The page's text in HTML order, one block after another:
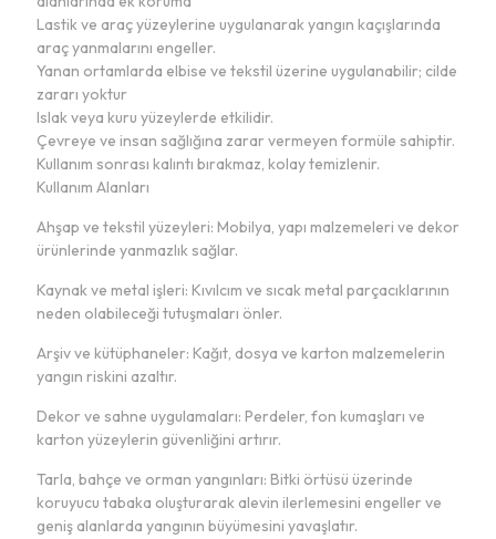
Lastik ve araç yüzeylerine uygulanarak yangın kaçışlarında
araç yanmalarını engeller.
Yanan ortamlarda elbise ve tekstil üzerine uygulanabilir; cilde
zararı yoktur
Islak veya kuru yüzeylerde etkilidir.
Çevreye ve insan sağlığına zarar vermeyen formüle sahiptir.
Kullanım sonrası kalıntı bırakmaz, kolay temizlenir.
Kullanım Alanları
Ahşap ve tekstil yüzeyleri: Mobilya, yapı malzemeleri ve dekor
ürünlerinde yanmazlık sağlar.
Kaynak ve metal işleri: Kıvılcım ve sıcak metal parçacıklarının
neden olabileceği tutuşmaları önler.
Arşiv ve kütüphaneler: Kağıt, dosya ve karton malzemelerin
yangın riskini azaltır.
Dekor ve sahne uygulamaları: Perdeler, fon kumaşları ve
karton yüzeylerin güvenliğini artırır.
Tarla, bahçe ve orman yangınları: Bitki örtüsü üzerinde
koruyucu tabaka oluşturarak alevin ilerlemesini engeller ve
geniş alanlarda yangının büyümesini yavaşlatır.